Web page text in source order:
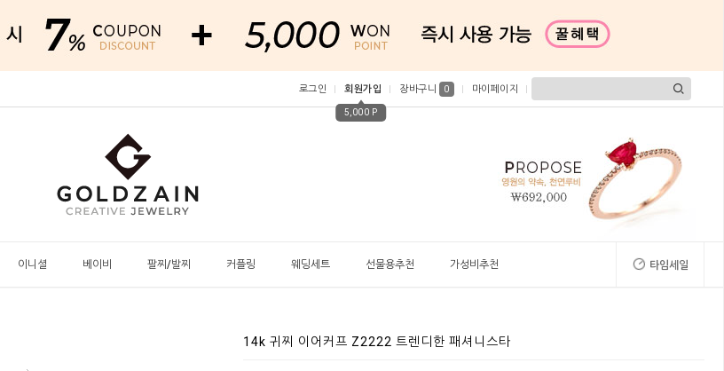
로그인 회원가입
5,000 P
장바구니 0 마이페이지
이니셜 베이비 팔찌/발찌 커플링 웨딩세트 선물용추천 가성비추천 타임세일
14k 귀찌 이어커프 Z2222 트렌디한 패셔니스타